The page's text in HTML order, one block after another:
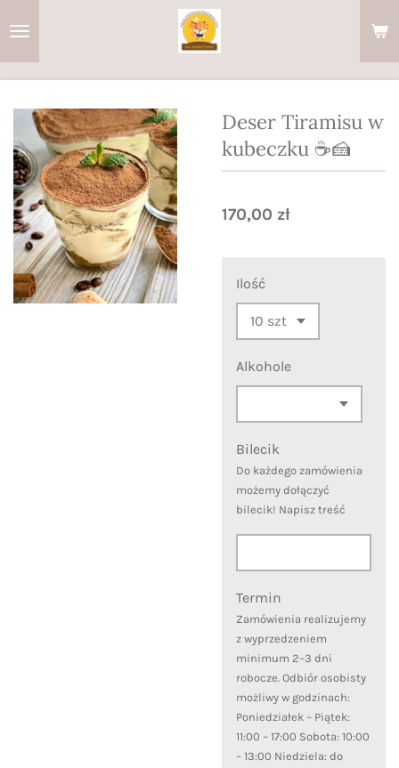
Deser Tiramisu w
kubeczku ☕🍰
170,00 zł
Ilość
Alkohole
Bilecik
Do każdego zamówienia
możemy dołączyć
bilecik! Napisz treść
Termin
Zamówienia realizujemy
z wyprzedzeniem
minimum 2–3 dni
robocze. Odbiór osobisty
możliwy w godzinach:
Poniedziałek – Piątek:
11:00 – 17:00 Sobota: 10:00
– 13:00 Niedziela: do